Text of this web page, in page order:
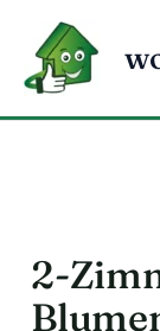
Inhalt
springen
2-